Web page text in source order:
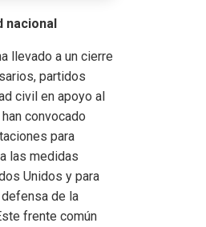
nacional
llevado a un cierre
partidos
civil en apoyo al
convocado
para
las medidas
Unidos y para
de la
frente común